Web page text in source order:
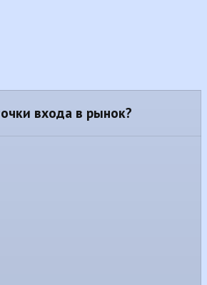
входа в рынок?